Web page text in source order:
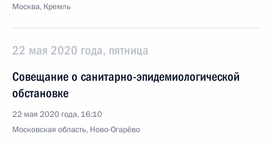
Москва, Кремль
22 мая 2020 года, пятница
Совещание о санитарно-эпидемиологической
обстановке
22 мая 2020 года, 16:10
Московская область, Ново-Огарёво